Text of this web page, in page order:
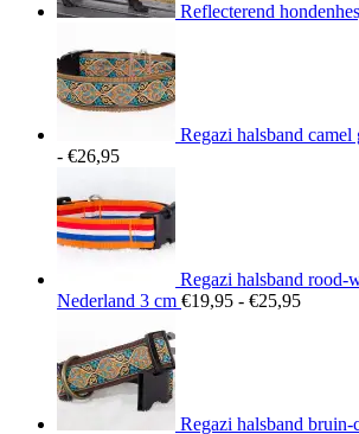
Reflecterend
Regazi halsband
- €26,95Prijsklasse:
tot
€26,95
Regazi halsband rood-
Nederland 3 cm €19,95 - €25,95
Regazi halsband